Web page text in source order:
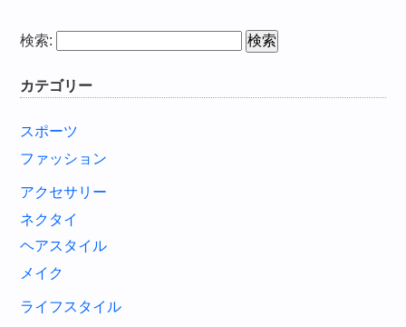
検索:
カテゴリー
スポーツ
ファッション
アクセサリー
ネクタイ
ヘアスタイル
メイク
ライフスタイル